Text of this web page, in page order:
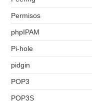
Permisos
phpIPAM
Pi-hole
pidgin
POP3
POP3S